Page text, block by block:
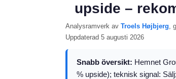
upside –
Analysramverk av Troels Højbjerg,
Uppdaterad 5 augusti 2026
Snabb översikt: Hemnet
% upside); teknisk signal: